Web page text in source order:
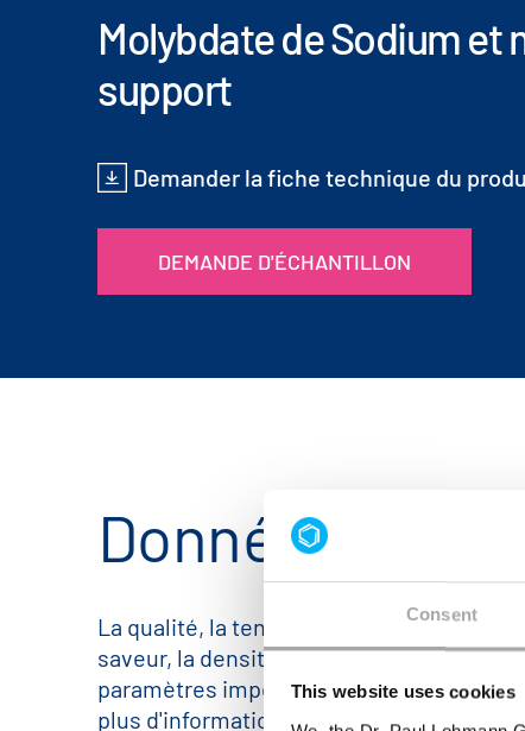
Consent
This website uses cookies
Molybdate de Sodium et
support
Demander la fiche technique du
DEMANDE D'ÉCHANTILLON
Données produit
La qualité, la teneur en métaux,
saveur, la densité apparente, la
paramètres importants de nos produits.
plus d'informations, n'hésitez pas à nous